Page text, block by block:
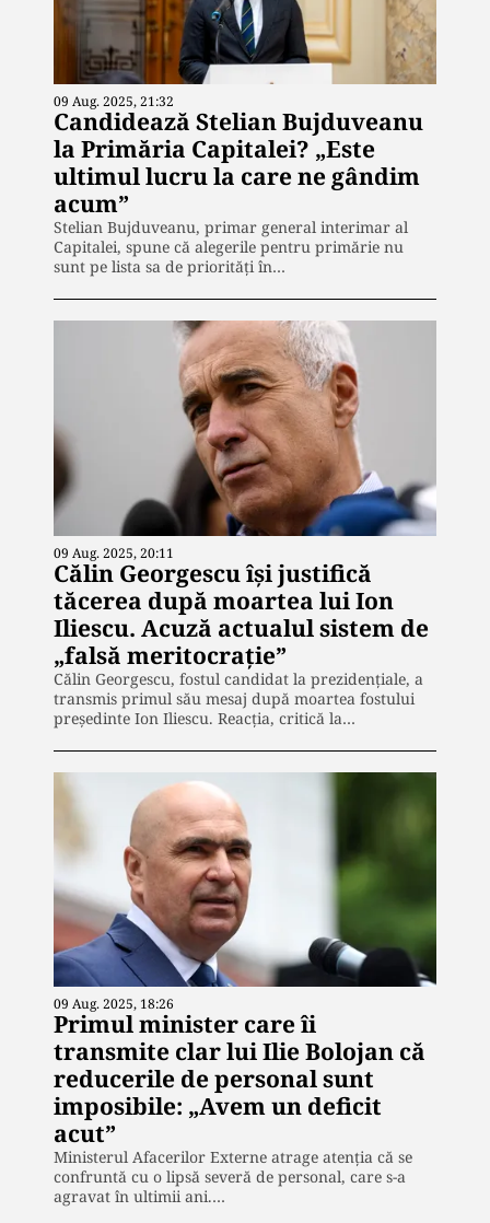
09 Aug. 2025, 21:32
Candidează Stelian Bujduveanu
la Primăria Capitalei? „Este
ultimul lucru la care ne gândim
acum”
Stelian Bujduveanu, primar general interimar al
Capitalei, spune că alegerile pentru primărie nu
sunt pe lista sa de priorități în…
09 Aug. 2025, 20:11
Călin Georgescu își justifică
tăcerea după moartea lui Ion
Iliescu. Acuză actualul sistem de
„falsă meritocrație”
Călin Georgescu, fostul candidat la prezidențiale, a
transmis primul său mesaj după moartea fostului
președinte Ion Iliescu. Reacția, critică la…
09 Aug. 2025, 18:26
Primul minister care îi
transmite clar lui Ilie Bolojan că
reducerile de personal sunt
imposibile: „Avem un deficit
acut”
Ministerul Afacerilor Externe atrage atenția că se
confruntă cu o lipsă severă de personal, care s-a
agravat în ultimii ani.…